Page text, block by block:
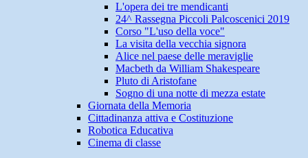
L'opera dei tre mendicanti
24^ Rassegna Piccoli Palcoscenici 2019
Corso "L'uso della voce"
La visita della vecchia signora
Alice nel paese delle meraviglie
Macbeth da William Shakespeare
Pluto di Aristofane
Sogno di una notte di mezza estate
Giornata della Memoria
Cittadinanza attiva e Costituzione
Robotica Educativa
Cinema di classe